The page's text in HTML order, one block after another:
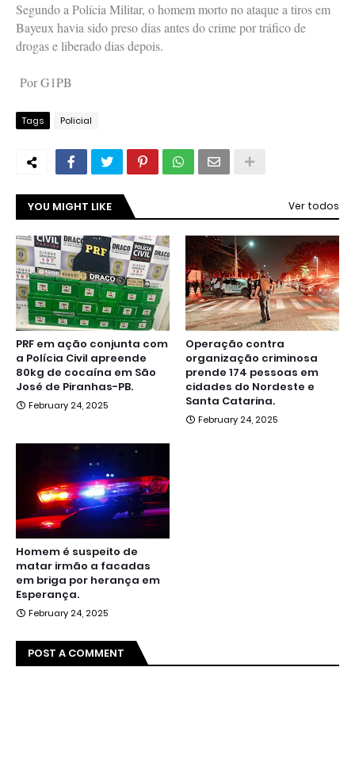
Segundo a Polícia Militar, o homem morto no ataque a tiros em
Bayeux havia sido preso dias antes do crime por tráfico de
drogas e liberado dias depois.
Por G1PB
Tags Policial
YOU MIGHT LIKE Ver todos
PRF em ação conjunta com
a Polícia Civil apreende
80kg de cocaína em São
José de Piranhas-PB.
February 24, 2025
Operação contra
organização criminosa
prende 174 pessoas em
cidades do Nordeste e
Santa Catarina.
February 24, 2025
Homem é suspeito de
matar irmão a facadas
em briga por herança em
Esperança.
February 24, 2025
POST A COMMENT